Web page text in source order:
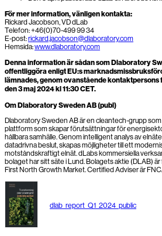
För mer information, vänligen kontakta:
Rickard Jacobson, VD dLab
Telefon: +46(0)70-499 99 34
E-post:rickard.jacobson@dlaboratory.com
Hemsida:www.dlaboratory.com
Denna information är sådan som Dlaboratory
offentliggöra enligt EU:s
lämnades, genom ovanstående
den 3 maj 2024 kl 11:30 CET.
Om Dlaboratory Sweden AB (publ)
Dlaboratory Sweden AB är en cleantech-grupp
plattform som skapar förutsättningar för
hållbara samhälle. Genom intelligent analys av
datadrivna beslut, skapas möjligheter till ett
motståndskraftigt elnät. dLabs kommersiella
bolaget har sitt säte i Lund. Bolagets aktie (DLAB)
First North Growth Market. Certified Adviser är
dlab_report_Q1_2024_public